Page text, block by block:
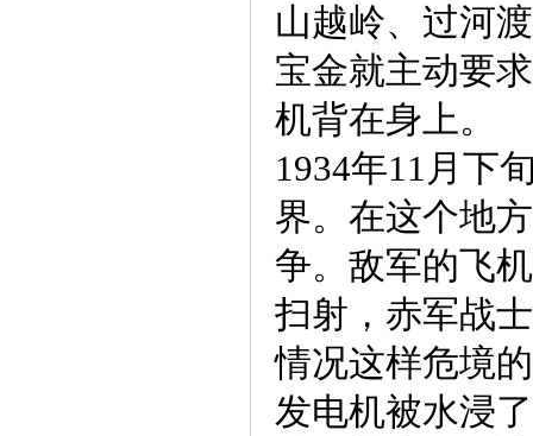
山越岭、过河
宝金就主动要
机背在身上。
1934年11月下
界。在这个地
争。敌军的飞
扫射，赤军战
情况这样危境
发电机被水浸